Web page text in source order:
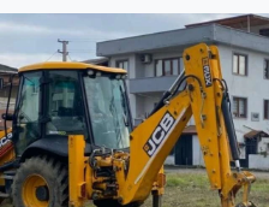
Teknoloji
Yaşam